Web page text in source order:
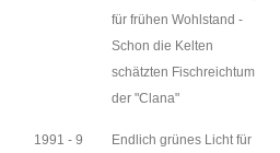
für frühen Wohlstand -
Schon die Kelten
schätzten Fischreichtum
der "Clana"
1991 - 9
Endlich grünes Licht für